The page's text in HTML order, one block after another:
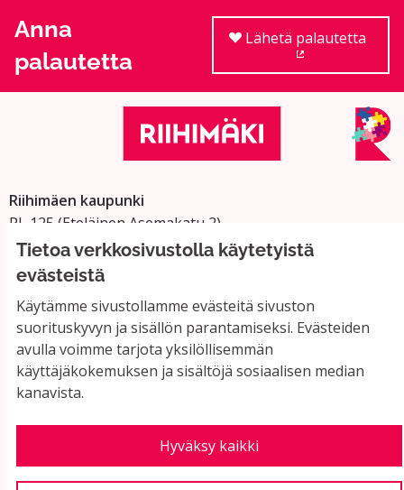
Tietoa verkkosivustolla käytetyistä
evästeistä
Käytämme sivustollamme evästeitä sivuston
suorituskyvyn ja sisällön parantamiseksi. Evästeiden
avulla voimme tarjota yksilöllisemmän
käyttäjäkokemuksen ja sisältöjä sosiaalisen median
kanavista.
Hyväksy kaikki
Anna
palautetta
Lähetä palautetta
Riihimäen kaupunki
PL 125 (Eteläinen Asemakatu 2)
11101 Riihimäki
Vaihde: 019 758 4000
Sähköpostiosoitteet:
etunimi.sukunimi@riihimaki.fi
Yhteystiedot ja usein kysyttyä
Käyttöehdot
Evästeasetukset